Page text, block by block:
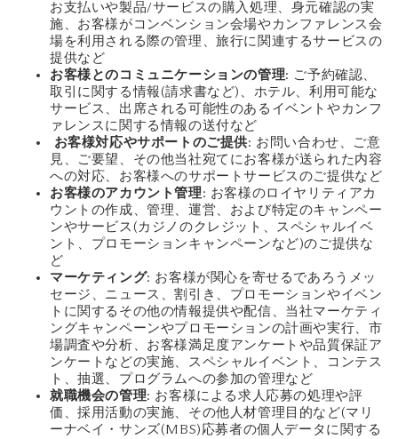
お支払いや製品/サービスの購入処理、身元確認の実
施、お客様がコンベンション会場やカンファレンス会
場を利用される際の管理、旅行に関連するサービスの
提供など
お客様とのコミュニケーションの管理: ご予約確認、
取引に関する情報(請求書など)、ホテル、利用可能な
サービス、出席される可能性のあるイベントやカンフ
ァレンスに関する情報の送付など
お客様対応やサポートのご提供: お問い合わせ、ご意
見、ご要望、その他当社宛てにお客様が送られた内容
への対応、お客様へのサポートサービスのご提供など
お客様のアカウント管理: お客様のロイヤリティアカ
ウントの作成、管理、運営、および特定のキャンペー
ンやサービス(カジノのクレジット、スペシャルイベ
ント、プロモーションキャンペーンなど)のご提供な
ど
マーケティング: お客様が関心を寄せるであろうメッ
セージ、ニュース、割引き、プロモーションやイベン
トに関するその他の情報提供や配信、当社マーケティ
ングキャンペーンやプロモーションの計画や実行、市
場調査や分析、お客様満足度アンケートや品質保証ア
ンケートなどの実施、スペシャルイベント、コンテス
ト、抽選、プログラムへの参加の管理など
就職機会の管理: お客様による求人応募の処理や評
価、採用活動の実施、その他人材管理目的など(マリ
ーナベイ・サンズ(MBS)応募者の個人データに関する